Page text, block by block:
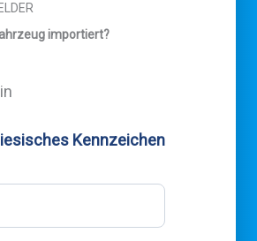
importiert?
Kennzeichen